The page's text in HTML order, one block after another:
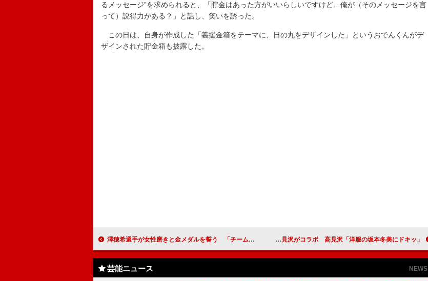
るメッセージ”を求められると、「貯金はあった方がいいらしいですけど…俺が（そのメッセージを言
って）説得力がある？」と話し、笑いを誘った。
この日は、自身が作成した「義援金箱をテーマに、日の丸をデザインした」というおでんくんがデ
ザインされた貯金箱も披露した。
澤穂希選手が女性磨きと金メダルを誓う 「チーム一丸となって一番輝く色のメダルを取りたい！」 谷村新司とアルフィー・高見沢がコラボ 高見沢「洋服の坂本冬美にドキッ」
芸能ニュース NEWS